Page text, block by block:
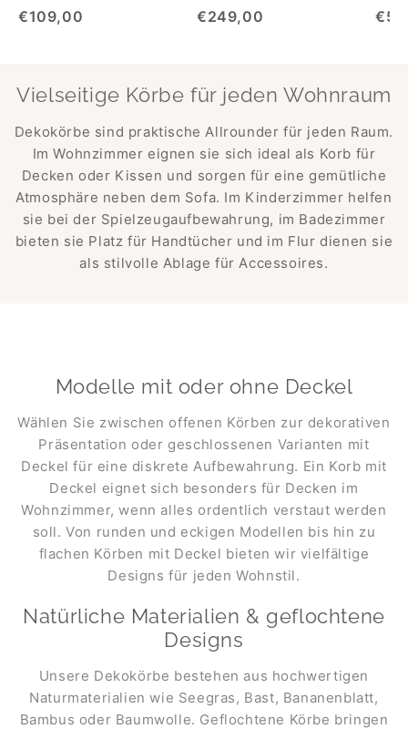
€109,00 €249,00
Vielseitige Körbe für jeden Wohnraum
Dekokörbe sind praktische Allrounder für jeden Raum.
Im Wohnzimmer eignen sie sich ideal als Korb für
Decken oder Kissen und sorgen für eine gemütliche
Atmosphäre neben dem Sofa. Im Kinderzimmer helfen
sie bei der Spielzeugaufbewahrung, im Badezimmer
bieten sie Platz für Handtücher und im Flur dienen sie
als stilvolle Ablage für Accessoires.
Modelle mit oder ohne Deckel
Wählen Sie zwischen offenen Körben zur dekorativen
Präsentation oder geschlossenen Varianten mit
Deckel für eine diskrete Aufbewahrung. Ein Korb mit
Deckel eignet sich besonders für Decken im
Wohnzimmer, wenn alles ordentlich verstaut werden
soll. Von runden und eckigen Modellen bis hin zu
flachen Körben mit Deckel bieten wir vielfältige
Designs für jeden Wohnstil.
Natürliche Materialien & geflochtene
Designs
Unsere Dekokörbe bestehen aus hochwertigen
Naturmaterialien wie Seegras, Bast, Bananenblatt,
Bambus oder Baumwolle. Geflochtene Körbe bringen